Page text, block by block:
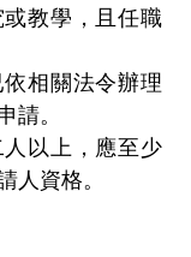
教學，且任職
相關法令辦理
請。
以上，應至少
人資格。